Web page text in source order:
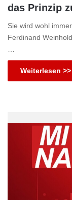
das Prinzip
Sie wird wohl
Ferdinand
Weiterlesen >>